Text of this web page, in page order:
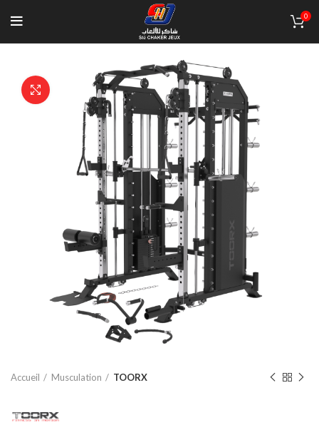
0
Click to enlarge
Accueil Musculation TOORX